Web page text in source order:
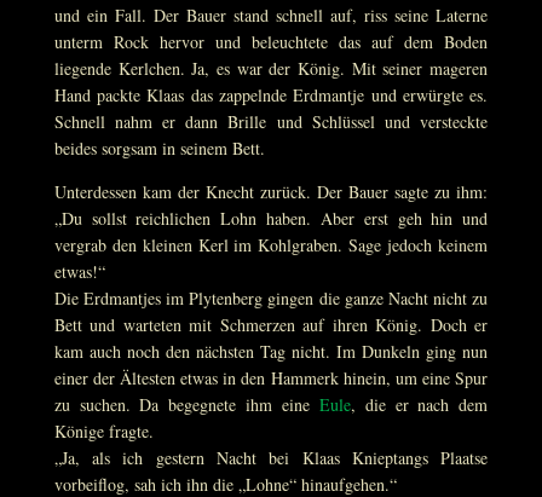
und ein Fall. Der Bauer stand schnell auf, riss seine Laterne
unterm Rock hervor und beleuchtete das auf dem Boden
liegende Kerlchen. Ja, es war der König. Mit seiner mageren
Hand packte Klaas das zappelnde Erdmantje und erwürgte es.
Schnell nahm er dann Brille und Schlüssel und versteckte
beides sorgsam in seinem Bett.
Unterdessen kam der Knecht zurück. Der Bauer sagte zu ihm:
„Du sollst reichlichen Lohn haben. Aber erst geh hin und
vergrab den kleinen Kerl im Kohlgraben. Sage jedoch keinem
etwas!“
Die Erdmantjes im Plytenberg gingen die ganze Nacht nicht zu
Bett und warteten mit Schmerzen auf ihren König. Doch er
kam auch noch den nächsten Tag nicht. Im Dunkeln ging nun
einer der Ältesten etwas in den Hammerk hinein, um eine Spur
zu suchen. Da begegnete ihm eine Eule, die er nach dem
Könige fragte.
„Ja, als ich gestern Nacht bei Klaas Knieptangs Plaatse
vorbeiflog, sah ich ihn die „Lohne“ hinaufgehen.“